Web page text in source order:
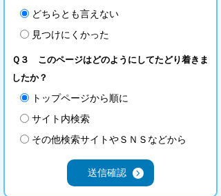
どちらとも言えない
見つけにくかった
Ｑ３ このページはどのようにしてたどり着きま
したか？
トップページから順に
サイト内検索
その他検索サイトやＳＮＳなどから